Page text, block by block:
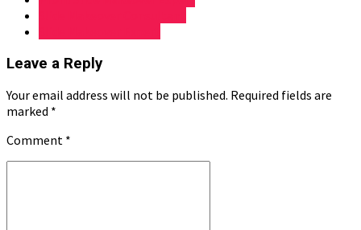
Leave a Reply
Your email address will not be published. Required fields are
marked *
Comment *